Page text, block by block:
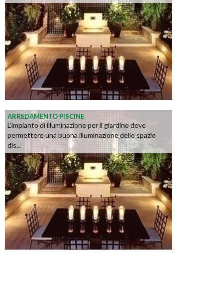
ARREDAMENTO PISCINE
L’impianto di illuminazione per il giardino deve
permettere una buona illuminazione dello spazio
dis...